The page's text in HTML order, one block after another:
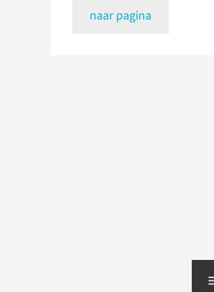
naar pagina